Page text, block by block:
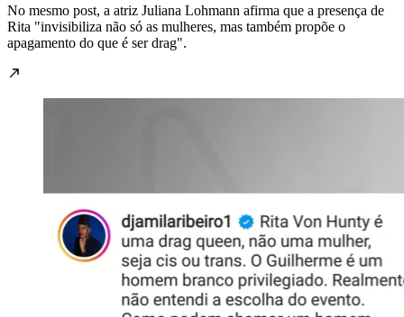
No mesmo post, a atriz Juliana Lohmann afirma que a presença de
Rita "invisibiliza não só as mulheres, mas também propõe o
apagamento do que é ser drag".